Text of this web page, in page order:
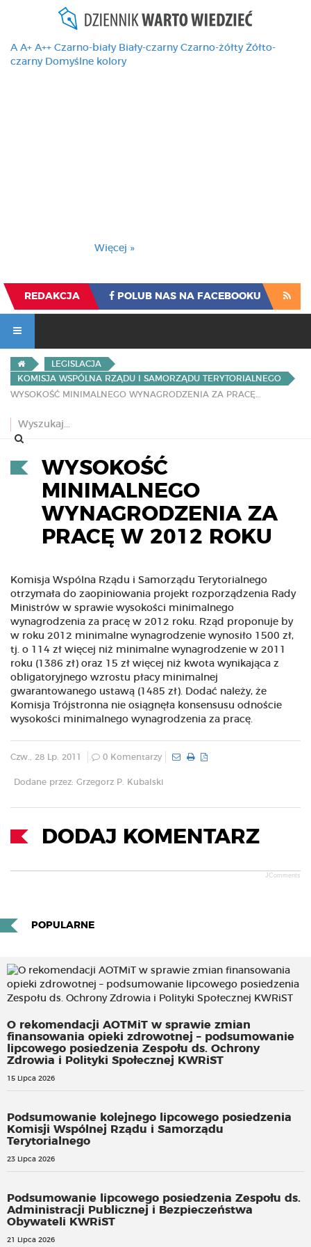
A A+ A++ Czarno-biały Biały-czarny Czarno-żółty Żółto-
czarny Domyślne kolory
Więcej »
REDAKCJA POLUB NAS NA FACEBOOKU
LEGISLACJA
KOMISJA WSPÓLNA RZĄDU I SAMORZĄDU TERYTORIALNEGO
WYSOKOŚĆ MINIMALNEGO WYNAGRODZENIA ZA PRACĘ W 2012 ROKU
WYSOKOŚĆ
MINIMALNEGO
WYNAGRODZENIA ZA
PRACĘ W 2012 ROKU
Komisja Wspólna Rządu i Samorządu Terytorialnego
otrzymała do zaopiniowania projekt rozporządzenia Rady
Ministrów w sprawie wysokości minimalnego
wynagrodzenia za pracę w 2012 roku. Rząd proponuje by
w roku 2012 minimalne wynagrodzenie wynosiło 1500 zł,
tj. o 114 zł więcej niż minimalne wynagrodzenie w 2011
roku (1386 zł) oraz 15 zł więcej niż kwota wynikająca z
obligatoryjnego wzrostu płacy minimalnej
gwarantowanego ustawą (1485 zł). Dodać należy, że
Komisja Trójstronna nie osiągnęła konsensusu odnoście
wysokości minimalnego wynagrodzenia za pracę.
Czw., 28 Lp. 2011 0 Komentarzy
Dodane przez: Grzegorz P. Kubalski
DODAJ KOMENTARZ
JComments
POPULARNE
O rekomendacji AOTMiT w sprawie zmian
finansowania opieki zdrowotnej – podsumowanie
lipcowego posiedzenia Zespołu ds. Ochrony
Zdrowia i Polityki Społecznej KWRiST
15 Lipca 2026
Podsumowanie kolejnego lipcowego posiedzenia
Komisji Wspólnej Rządu i Samorządu
Terytorialnego
23 Lipca 2026
Podsumowanie lipcowego posiedzenia Zespołu ds.
Administracji Publicznej i Bezpieczeństwa
Obywateli KWRiST
21 Lipca 2026